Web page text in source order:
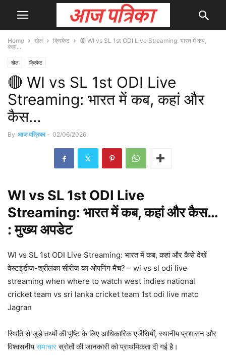
Home खेल क्रिकेट
🔴 WI vs SL 1st ODI Live Streaming: भारत में कब,
कहां...
खेल क्रिकेट
🔴 WI vs SL 1st ODI Live
Streaming: भारत में कब, कहां और
कैस…
By आज पत्रिका - 02/06/2026
WI vs SL 1st ODI Live
Streaming: भारतमें कब, कहां और कैस…
: मुख्यअपडेट
WI vs SL 1st ODI Live Streaming: भारत में कब, कहां और कैसे देखें
वेस्टइंडीज-श्रीलंका सीरीज का ओपनिंग मैच? – wi vs sl odi live
streaming when where to watch west indies national
cricket team vs sri lanka cricket team 1st odi live matc
Jagran
स्थिति से जुड़े तथ्यों की पुष्टि के लिए आधिकारिक एजेंसियों, स्थानीय प्रशासन और
विश्वसनीयसमाचारस्रोतों की जानकारी को प्राथमिकता दी गई है।